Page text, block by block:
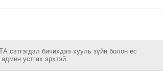
сэтгэгдэл бичихдээ хууль зүйн болон ёс
устгах эрхтэй.